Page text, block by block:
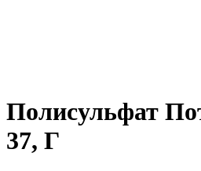
Полисульфат
37, Г